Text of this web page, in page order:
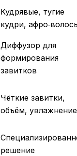
Кудрявые, тугие
кудри,
Диффузор для
формирования
завитков
Чёткие завитки,
объём, увлажнение
решение